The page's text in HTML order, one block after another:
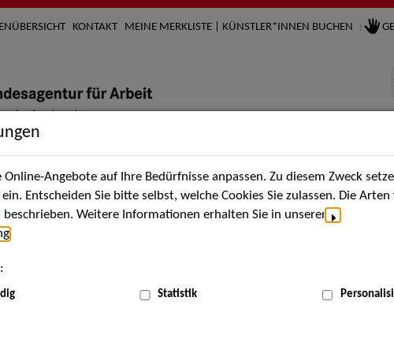
KONTAKT MEINE MERKLISTE | KÜNSTLER*INNEN BUCHEN
Künstler*innen Über uns Aktuelles Termine
MENÜ
Angebote auf Ihre Bedürfnisse anpassen. Zu diesem Zweck
Entscheiden Sie bitte selbst, welche Cookies Sie zulassen. Die Arten
Weitere Informationen erhalten Sie in unserer
Statistik